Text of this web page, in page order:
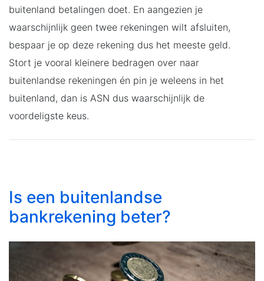
buitenland betalingen doet. En aangezien je
waarschijnlijk geen twee rekeningen wilt afsluiten,
bespaar je op deze rekening dus het meeste geld.
Stort je vooral kleinere bedragen over naar
buitenlandse rekeningen én pin je weleens in het
buitenland, dan is ASN dus waarschijnlijk de
voordeligste keus.
Is een buitenlandse
bankrekening beter?